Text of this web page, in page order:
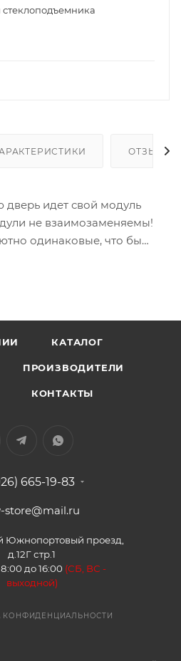
ОТЗЫВЫ
идет свой модуль
не взаимозаменяемы!
одинаковые, что бы
右后 - Модуль
правой двери Hover H3 /
левой двери Hover H3 /
КАТАЛОГ
ПРОИЗВОДИТЕЛИ
КОНТАКТЫ
665-19-83
store@mail.ru
Южнопортовый проезд,
д.12Г стр.1
до 16:00 (СБ, ВС -
выходной)
КОНФИДЕНЦИАЛЬНОСТИ